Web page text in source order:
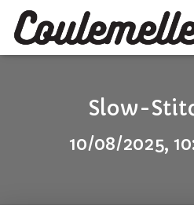
Slow-
10/08/2025,